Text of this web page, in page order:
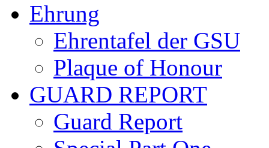
Ehrung
Ehrentafel der GSU
Plaque of Honour
GUARD REPORT
Guard Report